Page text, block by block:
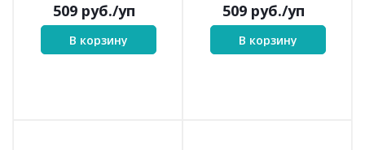
509 руб./уп
В корзину
509 руб./уп
В корзину